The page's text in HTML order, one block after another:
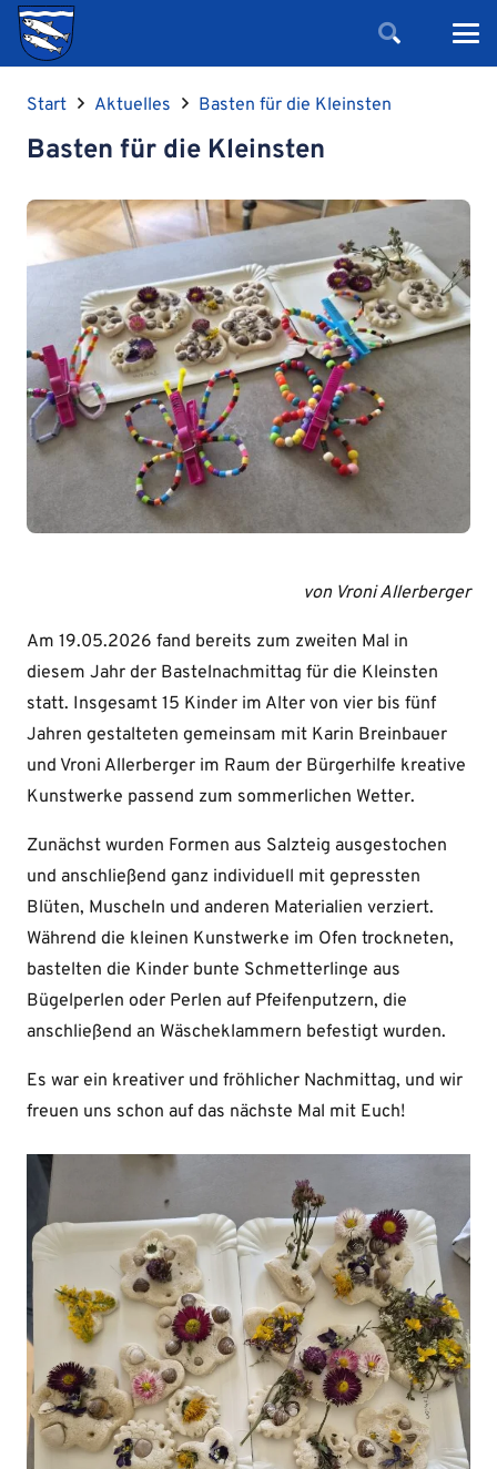
Start Aktuelles Basten für die Kleinsten
Basten für die Kleinsten
von Vroni Allerberger
Am 19.05.2026 fand bereits zum zweiten Mal in
diesem Jahr der Bastelnachmittag für die Kleinsten
statt. Insgesamt 15 Kinder im Alter von vier bis fünf
Jahren gestalteten gemeinsam mit Karin Breinbauer
und Vroni Allerberger im Raum der Bürgerhilfe kreative
Kunstwerke passend zum sommerlichen Wetter.
Zunächst wurden Formen aus Salzteig ausgestochen
und anschließend ganz individuell mit gepressten
Blüten, Muscheln und anderen Materialien verziert.
Während die kleinen Kunstwerke im Ofen trockneten,
bastelten die Kinder bunte Schmetterlinge aus
Bügelperlen oder Perlen auf Pfeifenputzern, die
anschließend an Wäscheklammern befestigt wurden.
Es war ein kreativer und fröhlicher Nachmittag, und wir
freuen uns schon auf das nächste Mal mit Euch!